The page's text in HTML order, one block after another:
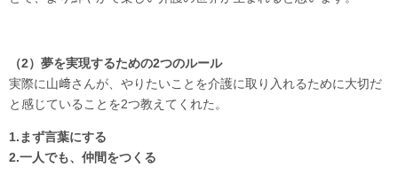
（2）夢を実現するための2つのルール
実際に山﨑さんが、やりたいことを介護に取り入れるために大切だ
と感じていることを2つ教えてくれた。
1.まず言葉にする
2.一人でも、仲間をつくる